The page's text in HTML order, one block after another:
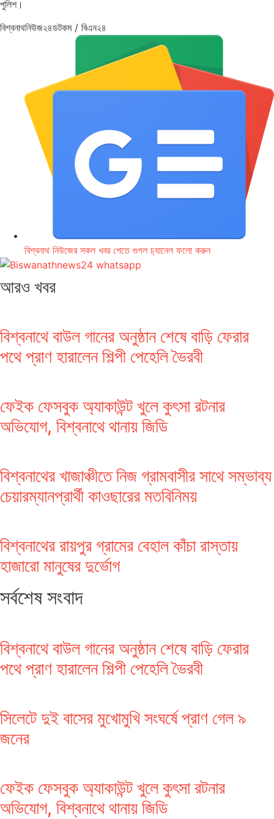
পুলিশ।
বিশ্বনাথনিউজ২৪ডটকম / বিএন২৪
বিশ্বনাথ নিউজের সকল খবর পেতে গুগল চ‌্যানেল ফলো করুন
আরও খবর
বিশ্বনাথে বাউল গানের অনুষ্ঠান শেষে বাড়ি ফেরার
পথে প্রাণ হারালেন শিল্পী পেহেলি ভৈরবী
ফেইক ফেসবুক অ্যাকাউন্ট খুলে কুৎসা রটনার
অভিযোগ, বিশ্বনাথে থানায় জিডি
বিশ্বনাথের খাজাঞ্চীতে নিজ গ্রামবাসীর সাথে সম্ভাব্য
চেয়ারম্যানপ্রার্থী কাওছারের মতবিনিময়
বিশ্বনাথের রায়পুর গ্রামের বেহাল কাঁচা রাস্তায়
হাজারো মানুষের দুর্ভোগ
সর্বশেষ সংবাদ
বিশ্বনাথে বাউল গানের অনুষ্ঠান শেষে বাড়ি ফেরার
পথে প্রাণ হারালেন শিল্পী পেহেলি ভৈরবী
সিলেটে দুই বাসের মুখোমুখি সংঘর্ষে প্রাণ গেল ৯
জনের
ফেইক ফেসবুক অ্যাকাউন্ট খুলে কুৎসা রটনার
অভিযোগ, বিশ্বনাথে থানায় জিডি